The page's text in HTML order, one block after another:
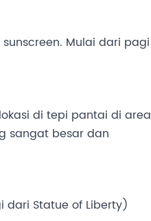
Mulai dari pagi
di tepi pantai di area
sangat besar dan
dari Statue of Liberty)